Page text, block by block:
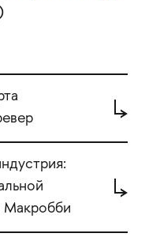
Макробби